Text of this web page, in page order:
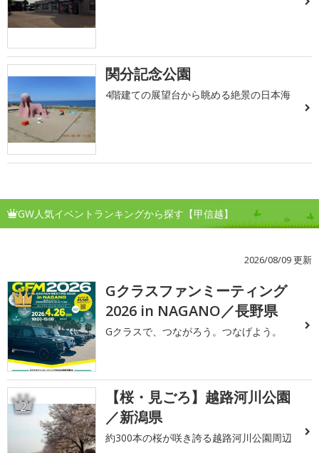
関分記念公園
4階建ての展望台から眺める絶景の日本海
GW人気イベントランキングから探す【甲信越】
2026/08/09 更新
1
Gクラスファンミーティング
2026 in NAGANO／長野県
Gクラスで、つながろう。つなげよう。
2
【桜・見ごろ】越路河川公園
／新潟県
約300本の桜が咲き誇る越路河川公園周辺